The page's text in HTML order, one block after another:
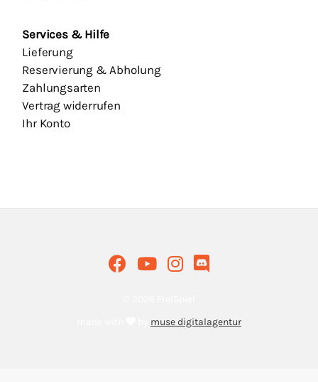
Services & Hilfe
Lieferung
Reservierung & Abholung
Zahlungsarten
Vertrag widerrufen
Ihr Konto
muse digitalagentur